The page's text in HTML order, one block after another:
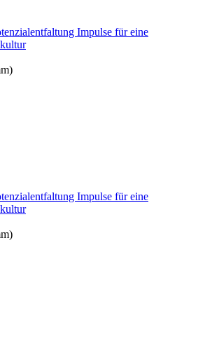
Impulse für eine
Impulse für eine